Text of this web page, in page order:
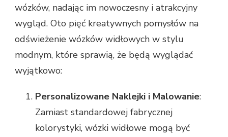
wózków, nadając im nowoczesny i atrakcyjny
wygląd. Oto pięć kreatywnych pomysłów na
odświeżenie wózków widłowych w stylu
modnym, które sprawią, że będą wyglądać
wyjątkowo:
Personalizowane Naklejki i Malowanie:
Zamiast standardowej fabrycznej
kolorystyki, wózki widłowe mogą być